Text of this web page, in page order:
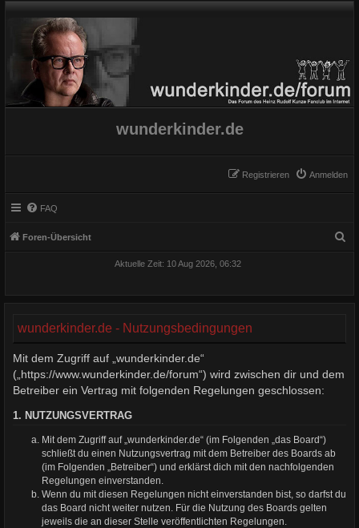
wunderkinder.de
Anmelden
Registrieren
FAQ
Foren-Übersicht
Aktuelle Zeit: 10 Aug 2026, 06:32
wunderkinder.de - Nutzungsbedingungen
Mit dem Zugriff auf „wunderkinder.de“
(„https://www.wunderkinder.de/forum“) wird zwischen dir und dem
Betreiber ein Vertrag mit folgenden Regelungen geschlossen:
1. NUTZUNGSVERTRAG
Mit dem Zugriff auf „wunderkinder.de“ (im Folgenden „das Board“)
schließt du einen Nutzungsvertrag mit dem Betreiber des Boards ab
(im Folgenden „Betreiber“) und erklärst dich mit den nachfolgenden
Regelungen einverstanden.
Wenn du mit diesen Regelungen nicht einverstanden bist, so darfst du
das Board nicht weiter nutzen. Für die Nutzung des Boards gelten
jeweils die an dieser Stelle veröffentlichten Regelungen.